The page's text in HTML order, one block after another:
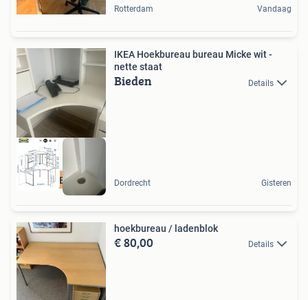
Rotterdam Vandaag
IKEA Hoekbureau bureau Micke wit -
nette staat
Bieden Details
Dordrecht Gisteren
hoekbureau / ladenblok
€ 80,00 Details